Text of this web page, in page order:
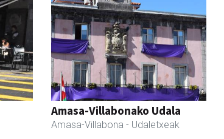
Amasa-Villabonako Udala
Amasa-Villabona - Udaletxeak